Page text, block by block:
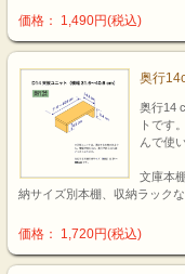
価格： 1,490円(税込)
奥行
奥行14
トです
んで使
文庫本
納サイズ別本棚、収納ラックな
価格： 1,720円(税込)